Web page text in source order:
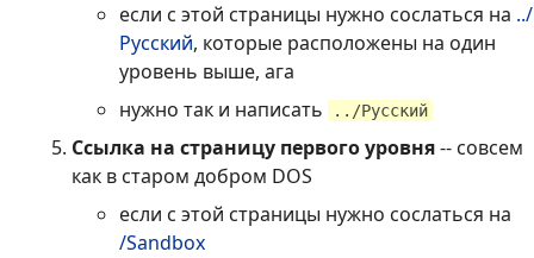
если с этой страницы нужно сослаться на ../
Русский, которые расположены на один
уровень выше, ага
нужно так и написать
../Русский
Ссылка на страницу первого уровня-- совсем
как в старом добром DOS
если с этой страницы нужно сослаться на
/Sandbox